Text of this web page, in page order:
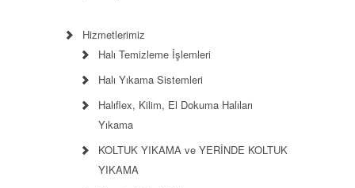
Hizmetlerimiz
Halı Temizleme İşlemleri
Halı Yıkama Sistemleri
Halıflex, Kilim, El Dokuma Halıları
Yıkama
KOLTUK YIKAMA ve YERİNDE KOLTUK
YIKAMA